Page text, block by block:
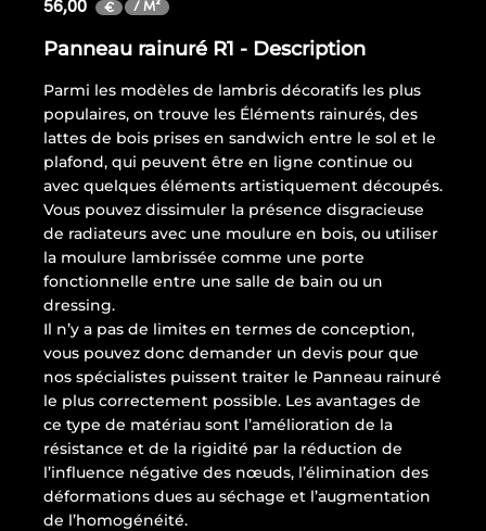
56,00 € / M²
Panneau rainuré R1 - Description
Parmi les modèles de lambris décoratifs les plus
populaires, on trouve les Éléments rainurés, des
lattes de bois prises en sandwich entre le sol et le
plafond, qui peuvent être en ligne continue ou
avec quelques éléments artistiquement découpés.
Vous pouvez dissimuler la présence disgracieuse
de radiateurs avec une moulure en bois, ou utiliser
la moulure lambrissée comme une porte
fonctionnelle entre une salle de bain ou un
dressing.
Il n’y a pas de limites en termes de conception,
vous pouvez donc demander un devis pour que
nos spécialistes puissent traiter le Panneau rainuré
le plus correctement possible. Les avantages de
ce type de matériau sont l’amélioration de la
résistance et de la rigidité par la réduction de
l’influence négative des nœuds, l’élimination des
déformations dues au séchage et l’augmentation
de l’homogénéité.